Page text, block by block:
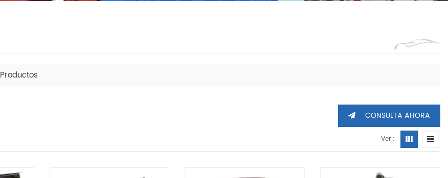
Productos
CONSULTA AHORA
Ver :